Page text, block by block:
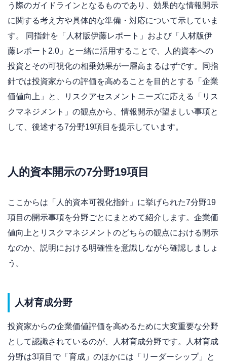
う際のガイドラインとなるものであり、効果的な情報開示
に関する考え方や具体的な準備・対応について示していま
す。 同指針を「人材版伊藤レポート」および「人材版伊
藤レポート2.0」と一緒に活用することで、人的資本への
投資とその可視化の相乗効果が一層高まるはずです。同指
針では投資家からの評価を高めることを目的とする「企業
価値向上」と、リスクアセスメントニーズに応える「リス
クマネジメント」の観点から、情報開示が望ましい事項と
して、後述する7分野19項目を提示しています。
人的資本開示の7分野19項目
ここからは「人的資本可視化指針」に挙げられた7分野19
項目の開示事項を分野ごとにまとめて紹介します。企業価
値向上とリスクマネジメントのどちらの観点における開示
なのか、説明における明確性を意識しながら確認しましょ
う。
人材育成分野
投資家からの企業価値評価を高めるために大変重要な分野
として認識されているのが、人材育成分野です。人材育成
分野は3項目で「育成」のほかには「リーダーシップ」と